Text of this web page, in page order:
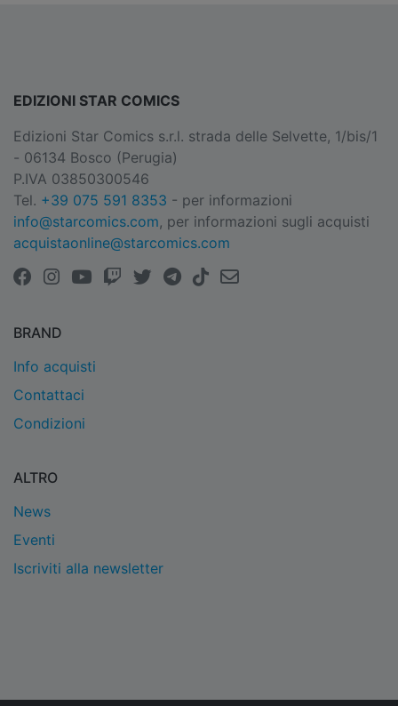
EDIZIONI STAR COMICS
Edizioni Star Comics s.r.l. strada delle Selvette, 1/bis/1
- 06134 Bosco (Perugia)
P.IVA 03850300546
Tel. +39 075 591 8353 - per informazioni
info@starcomics.com, per informazioni sugli acquisti
acquistaonline@starcomics.com
BRAND
Info acquisti
Contattaci
Condizioni
ALTRO
News
Eventi
Iscriviti alla newsletter